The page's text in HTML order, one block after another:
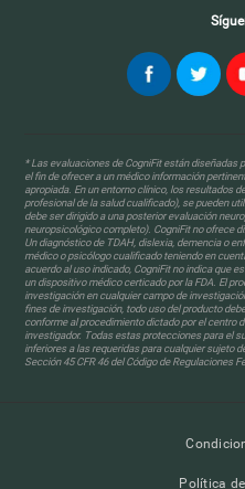
* Las evaluaciones de CogniFit están
el fin de ofrecer a un médico información
apropiada. En un entorno clínico, los resultados
profesional de la salud cualificado), se pueden
debe ser dirigido a una posterior evaluación
neuropsicológico completo). CogniFit no ofrece
Un diagnóstico de TDAH, dislexia, demencia o
médico o psicólogo cualificado teniendo en
acuerdo al uso indicado, CogniFit no indica que
un dispositivo médico certicado por la FDA. El
investigación en cualquier campo de
fines de investigación, todo uso del producto
conforme al procedimiento dictado por el centro
investigador. Todas estas protecciones para el
inferiores a las requeridas para cualquier sujeto
Sección 45 CFR 46 del Código de Regulaciones
Política